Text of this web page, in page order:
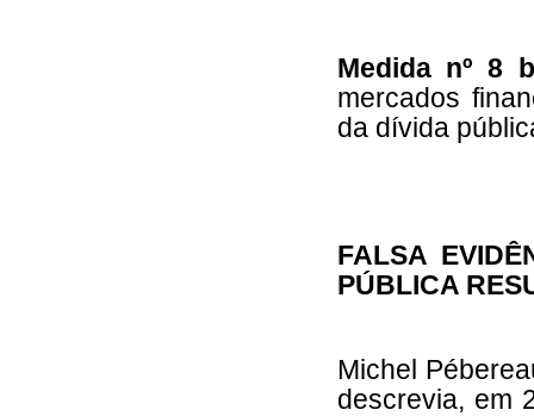
Medida nº 8
mercados
da dívida
FALSA
PÚBLICA
Michel
descrevia, em